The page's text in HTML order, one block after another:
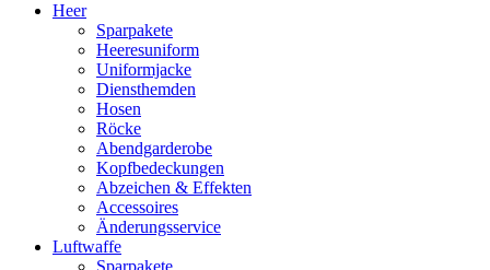
Heer
Sparpakete
Heeresuniform
Uniformjacke
Diensthemden
Hosen
Röcke
Abendgarderobe
Kopfbedeckungen
Abzeichen & Effekten
Accessoires
Änderungsservice
Luftwaffe
Sparpakete